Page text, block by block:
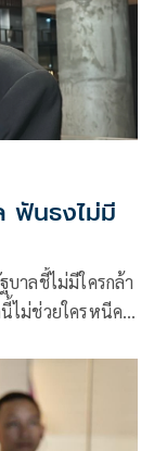
ฟันธงไม่มี
าลชี้ไม่มีใครกล้า
ไม่ช่วยใครหนีคดี